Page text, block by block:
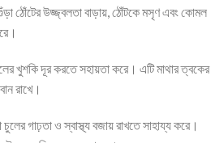
ঠোঁটের উজ্জ্বলতা বাড়ায়, ঠোঁটকে মসৃণ এবং কোমল
খুশকি দূর করতে সহায়তা করে। এটি মাথার ত্বকের
রাখে।
গাঢ়তা ও স্বাস্থ্য বজায় রাখতে সাহায্য করে।